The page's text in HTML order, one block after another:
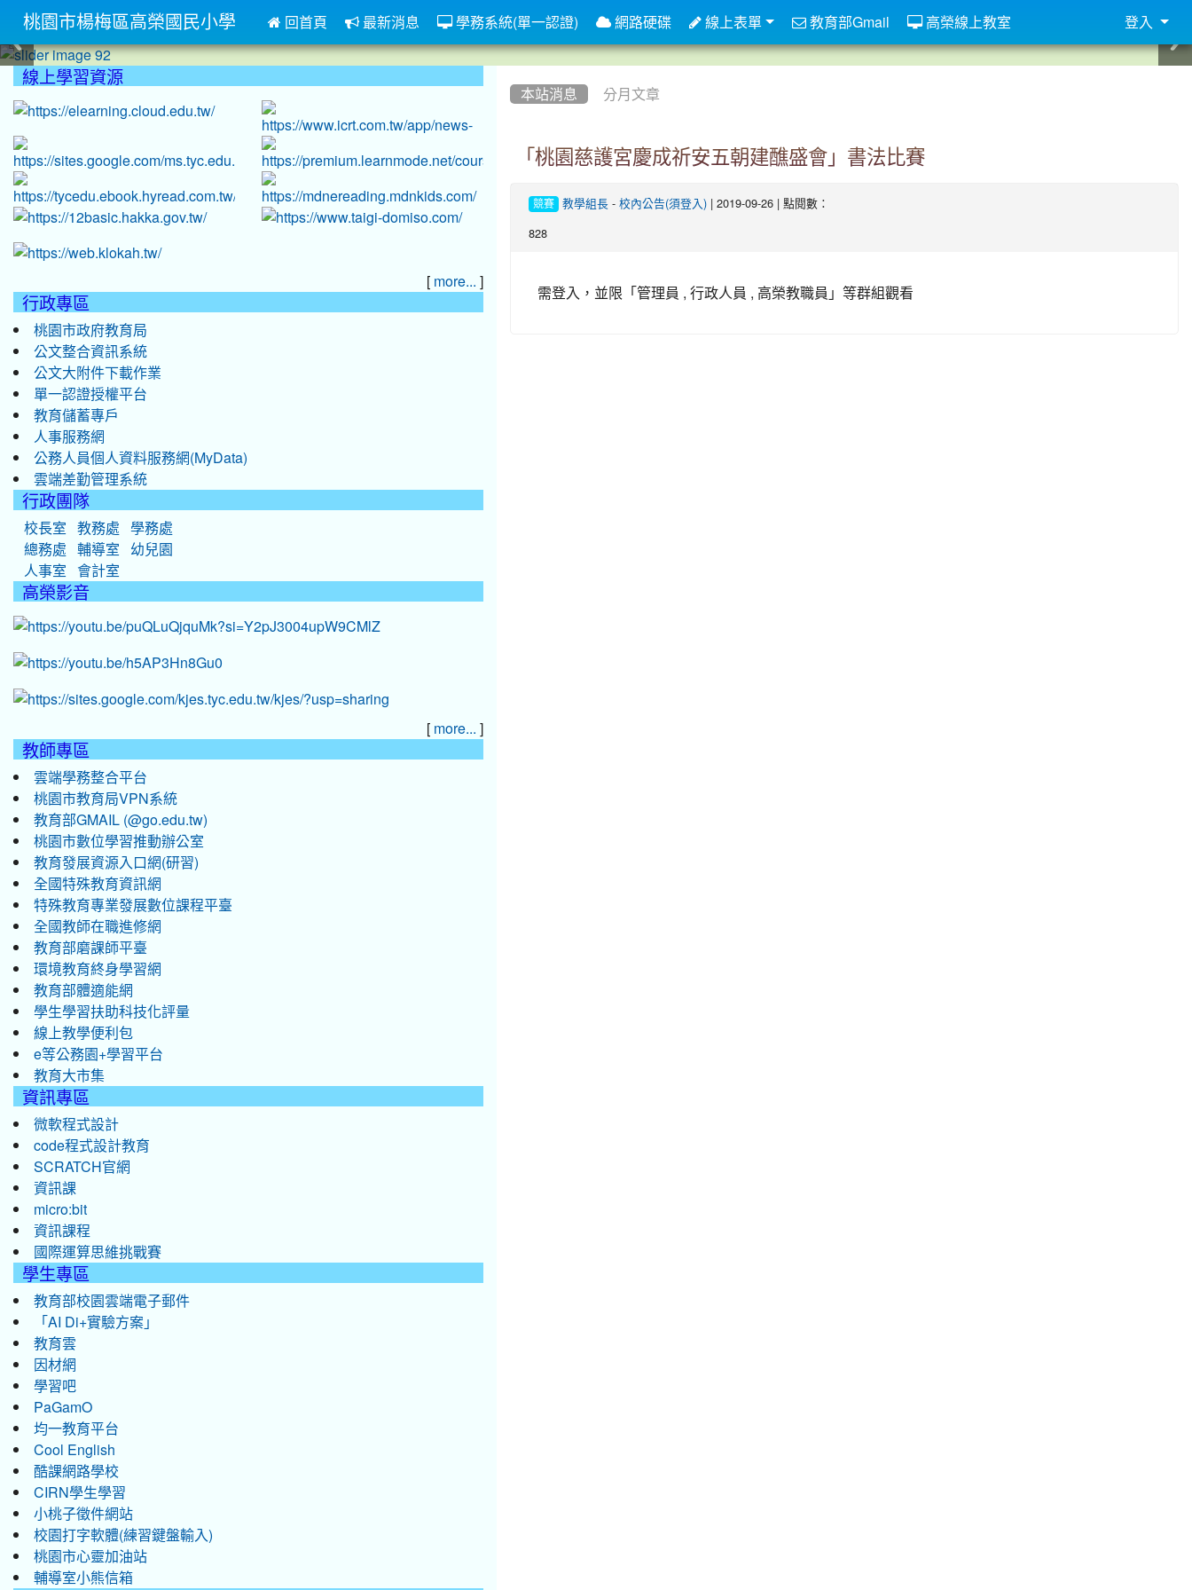
本站消息 分月文章
「桃園慈護宮慶成祈安五朝建醮盛會」書法比賽
競賽 教學組長- 校內公告(須登入)| 2019-09-26 | 點閱數：
828
需登入，並限「管理員 , 行政人員 , 高榮教職員」等群組觀看
線上學習資源
[ more... ]
行政專區
桃園市政府教育局
公文整合資訊系統
公文大附件下載作業
單一認證授權平台
教育儲蓄專戶
人事服務網
公務人員個人資料服務網(MyData)
雲端差勤管理系統
行政團隊
校長室 教務處
學務處
總務處
輔導室
幼兒園
人事室
會計室
高榮影音
[ more... ]
教師專區
雲端學務整合平台
桃園市教育局VPN系統
教育部GMAIL (@go.edu.tw)
桃園市數位學習推動辦公室
教育發展資源入口網(研習)
全國特殊教育資訊網
特殊教育專業發展數位課程平臺
全國教師在職進修網
教育部磨課師平臺
環境教育終身學習網
教育部體適能網
學生學習扶助科技化評量
線上教學便利包
e等公務園+學習平台
教育大市集
資訊專區
微軟程式設計
code程式設計教育
SCRATCH官網
資訊課
micro:bit
資訊課程
國際運算思維挑戰賽
學生專區
教育部校園雲端電子郵件
「AI Di+實驗方案」
教育雲
因材網
學習吧
PaGamO
均一教育平台
Cool English
酷課網路學校
CIRN學生學習
小桃子徵件網站
校園打字軟體(練習鍵盤輸入)
桃園市心靈加油站
輔導室小熊信箱
桃園市楊梅區高榮國民小學 回首頁 最新消息 學務系統(單一認證) 網路硬碟 線上表單 教育部Gmail 高榮線上教室 登入